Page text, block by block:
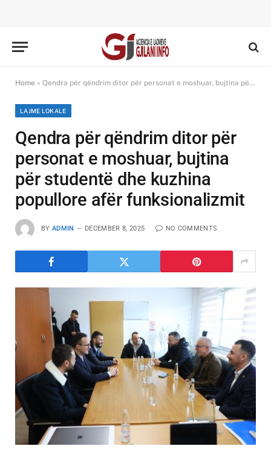
Home » Qendra për qëndrim ditor për personat e moshuar, bujtina për studentë dhe kuzhina popullore afër funksionalizmit
LAJME LOKALE
Qendra për qëndrim ditor për
personat e moshuar, bujtina
për studentë dhe kuzhina
popullore afër funksionalizmit
BY ADMIN DECEMBER 8, 2025 NO COMMENTS